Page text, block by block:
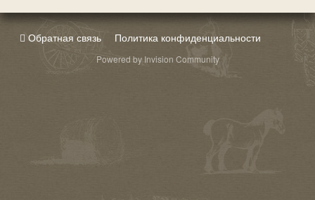
Обратная связь Политика конфиденциальности
Powered by Invision Community